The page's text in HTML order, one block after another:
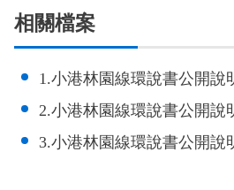
捷運黃線
小港林園線
環狀輕軌
Open Data
打詐儀錶板
相關連結
雙語詞彙
輕軌簡介
輕軌與傳統火車
組織職掌
服務電話
相關檔案
1.小港林園線環說書公開說
2.小港林園線環說書公開說
3.小港林園線環說書公開說